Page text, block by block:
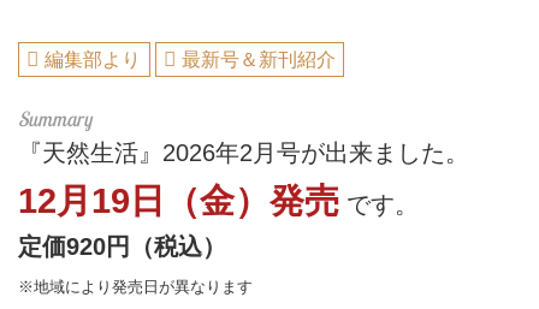
編集部より 最新号＆新刊紹介
『天然生活』2026年2月号が出来ました。
12月19日（金）発売 です。
定価920円（税込）
※地域により発売日が異なります